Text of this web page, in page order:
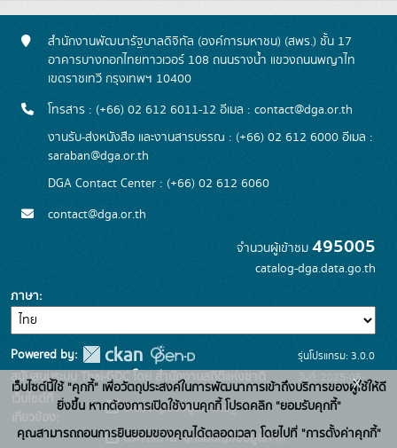
สำนักงานพัฒนารัฐบาลดิจิทัล (องค์การมหาชน) (สพร.) ชั้น 17
อาคารบางกอกไทยทาวเวอร์ 108 ถนนรางน้ำ แขวงถนนพญาไท
เขตราชเทวี กรุงเทพฯ 10400
โทรสาร : (+66) 02 612 6011-12 อีเมล : contact@dga.or.th
งานรับ-ส่งหนังสือ และงานสารบรรณ : (+66) 02 612 6000 อีเมล :
saraban@dga.or.th
DGA Contact Center : (+66) 02 612 6060
contact@dga.or.th
จำนวนผู้เข้าชม 495005
catalog-dga.data.go.th
ภาษา
Powered by:
สนับสนุนระบบ Thai-GDC โดย สำนักงานสถิติแห่งชาติ
เว็บไซต์ที่
เกี่ยวข้อง:
ระบบบัญชีข้อมูลภาครัฐ
บริการนามานุกรมบัญชีข้อมูลภาค
รุ่นโปรแกรม: 3.0.0
วันที่: 2025-06-
26
เว็บไซต์นี้ใช้ "คุกกี้" เพื่อวัตถุประสงค์ในการพัฒนาการเข้าถึงบริการของผู้ใช้ให้ดี
ยิ่งขึ้น หากต้องการเปิดใช้งานคุกกี้ โปรดคลิก "ยอมรับคุกกี้"
คุณสามารถถอนการยินยอมของคุณได้ตลอดเวลา โดยไปที่ "การตั้งค่าคุกกี้"
x